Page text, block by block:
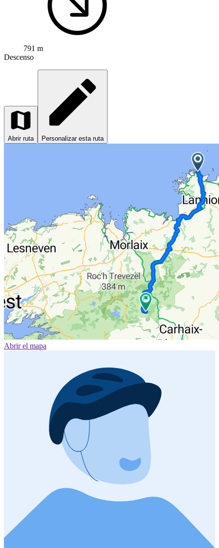
791 m
Descenso
Abrir ruta Personalizar esta ruta
Abrir el mapa